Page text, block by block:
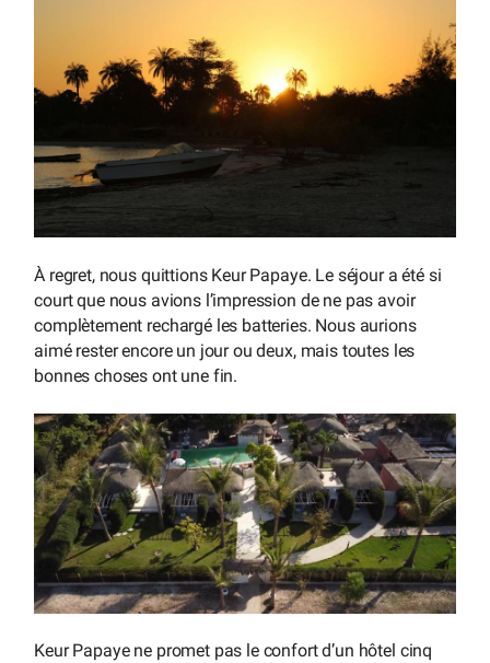
À regret, nous quittions Keur Papaye. Le séjour a été si
court que nous avions l’impression de ne pas avoir
complètement rechargé les batteries. Nous aurions
aimé rester encore un jour ou deux, mais toutes les
bonnes choses ont une fin.
Keur Papaye ne promet pas le confort d’un hôtel cinq